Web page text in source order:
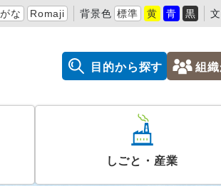
な Romaji 背景色 標準 黄 青 黒
目的から探す 組
しごと・産業